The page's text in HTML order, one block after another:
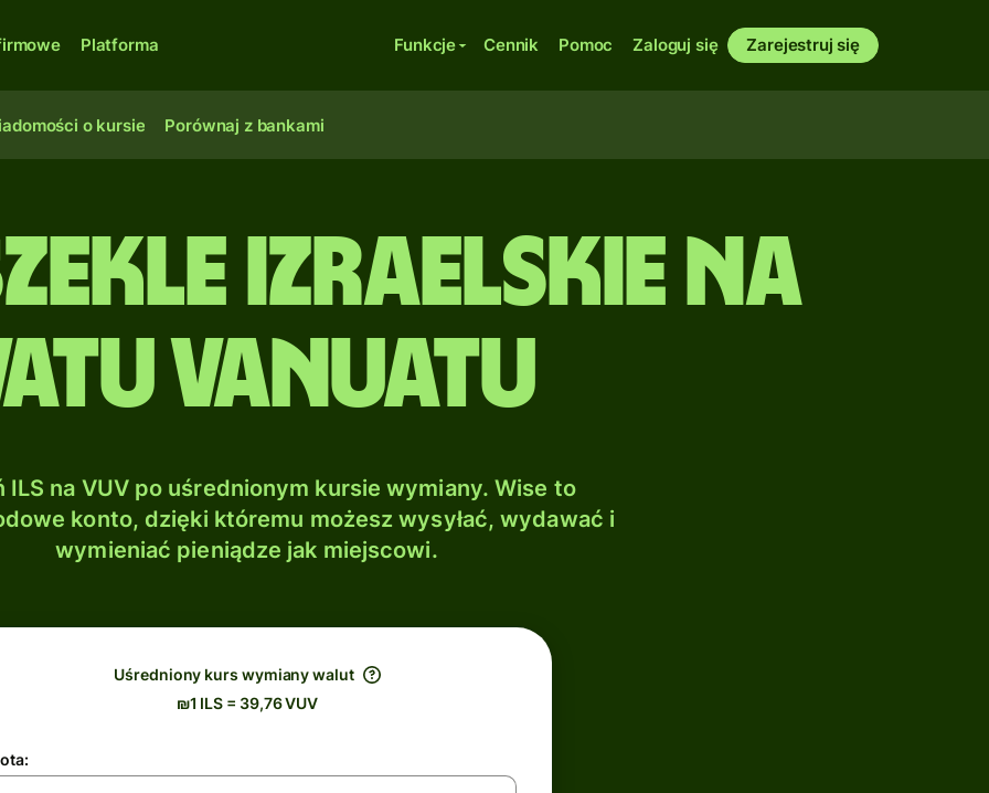
Platforma Funkcje Cennik Pomoc Zaloguj się Zarejestruj się
o kursie Porównaj z bankami
izraelskie na
Vanuatu
ILS na VUV po uśrednionym kursie wymiany. Wise to
konto, dzięki któremu możesz wysyłać, wydawać i
wymieniać pieniądze jak miejscowi.
Uśredniony kurs wymiany walut
₪1 ILS = 39,76 VUV